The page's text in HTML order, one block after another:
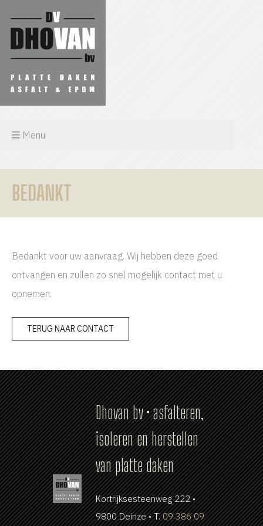
Menu
BEDANKT
Bedankt voor uw aanvraag. Wij hebben deze goed
ontvangen en zullen zo snel mogelijk contact met u
opnemen.
TERUG NAAR CONTACT
Dhovan bv • asfalteren,
isoleren en herstellen
van platte daken
Kortrijksesteenweg 222 •
9800 Deinze • T.09 386 09